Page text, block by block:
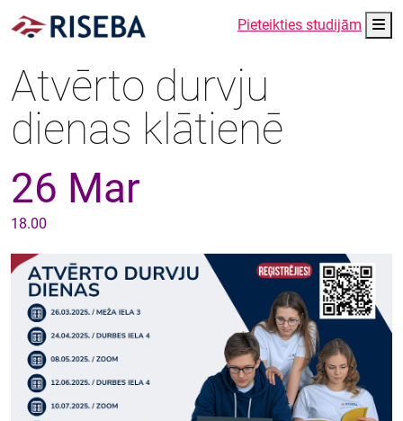
Pieteikties studijām
Atvērto durvju
dienas klātienē
26 Mar
18.00